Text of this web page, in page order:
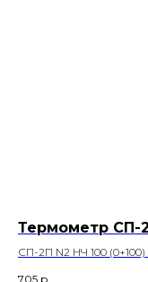
Термометр СП-
СП-2П N2 НЧ 100
705 р.